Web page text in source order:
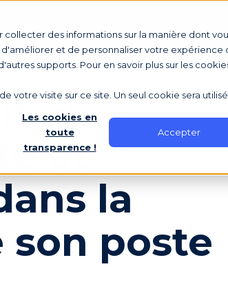
des informations sur la manière dont
et de personnaliser votre expérience
supports. Pour en savoir plus sur les
votre visite sur ce site. Un seul cookie sera
Les cookies en
toute
transparence !
Accepter
Tarifs Écosystème
en
et
la
poste